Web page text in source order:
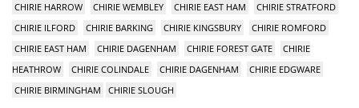
CHIRIE HARROW CHIRIE WEMBLEY CHIRIE EAST HAM
CHIRIE STRATFORD
CHIRIE ILFORD
CHIRIE BARKING CHIRIE KINGSBURY
CHIRIE ROMFORD
CHIRIE EAST HAM
CHIRIE DAGENHAM CHIRIE FOREST GATE
CHIRIE
HEATHROW
CHIRIE COLINDALE CHIRIE DAGENHAM
CHIRIE EDGWARE
CHIRIE BIRMINGHAM
CHIRIE SLOUGH